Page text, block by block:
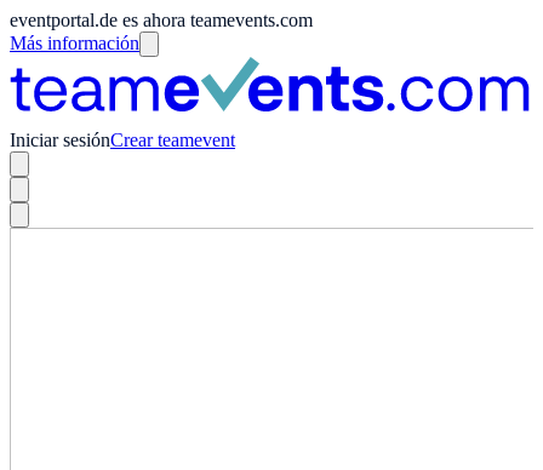
eventportal.de es ahora teamevents.com
Más información
Iniciar sesiónCrear teamevent